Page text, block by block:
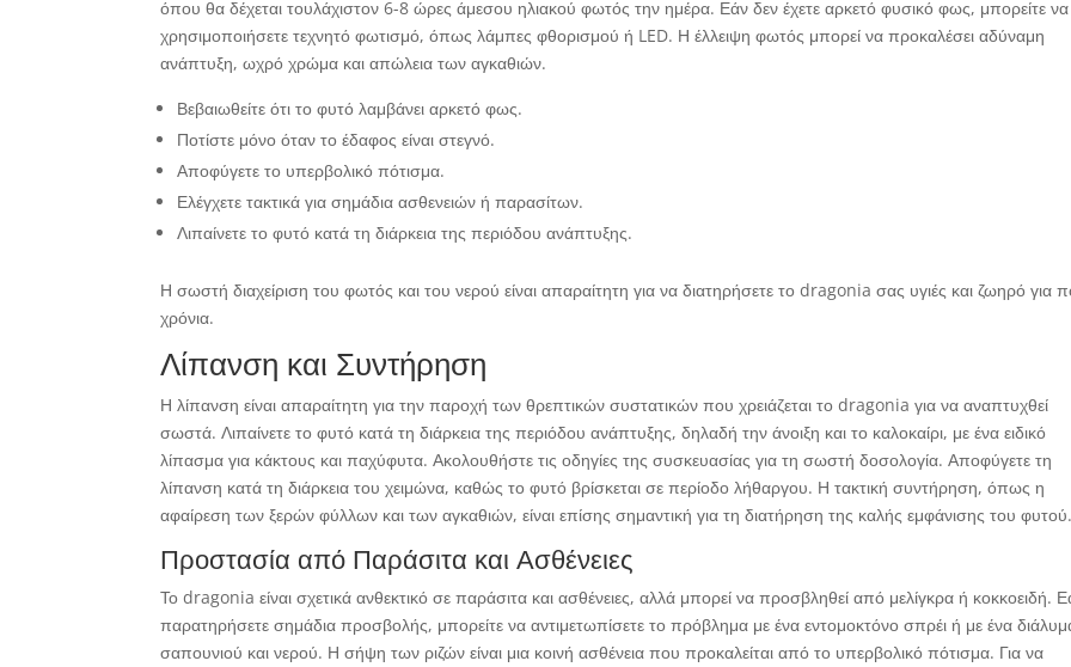
όπου θα δέχεται τουλάχιστον 6-8 ώρες άμεσου ηλιακού φωτός την ημέρα. Εάν δεν έχετε αρκετό φυσικό φως, μπορείτε να
χρησιμοποιήσετε τεχνητό φωτισμό, όπως λάμπες φθορισμού ή LED. Η έλλειψη φωτός μπορεί να προκαλέσει αδύναμη
ανάπτυξη, ωχρό χρώμα και απώλεια των αγκαθιών.
Βεβαιωθείτε ότι το φυτό λαμβάνει αρκετό φως.
Ποτίστε μόνο όταν το έδαφος είναι στεγνό.
Αποφύγετε το υπερβολικό πότισμα.
Ελέγχετε τακτικά για σημάδια ασθενειών ή παρασίτων.
Λιπαίνετε το φυτό κατά τη διάρκεια της περιόδου ανάπτυξης.
Η σωστή διαχείριση του φωτός και του νερού είναι απαραίτητη για να διατηρήσετε το dragonia σας υγιές και ζωηρό για
χρόνια.
Λίπανση και Συντήρηση
Η λίπανση είναι απαραίτητη για την παροχή των θρεπτικών συστατικών που χρειάζεται το dragonia για να αναπτυχθεί
σωστά. Λιπαίνετε το φυτό κατά τη διάρκεια της περιόδου ανάπτυξης, δηλαδή την άνοιξη και το καλοκαίρι, με ένα ειδικό
λίπασμα για κάκτους και παχύφυτα. Ακολουθήστε τις οδηγίες της συσκευασίας για τη σωστή δοσολογία. Αποφύγετε τη
λίπανση κατά τη διάρκεια του χειμώνα, καθώς το φυτό βρίσκεται σε περίοδο λήθαργου. Η τακτική συντήρηση, όπως η
αφαίρεση των ξερών φύλλων και των αγκαθιών, είναι επίσης σημαντική για τη διατήρηση της καλής εμφάνισης του
Προστασία από Παράσιτα και Ασθένειες
Το dragonia είναι σχετικά ανθεκτικό σε παράσιτα και ασθένειες, αλλά μπορεί να προσβληθεί από μελίγκρα ή κοκκοειδή.
παρατηρήσετε σημάδια προσβολής, μπορείτε να αντιμετωπίσετε το πρόβλημα με ένα εντομοκτόνο σπρέι ή με ένα
σαπουνιού και νερού. Η σήψη των ριζών είναι μια κοινή ασθένεια που προκαλείται από το υπερβολικό πότισμα. Για να